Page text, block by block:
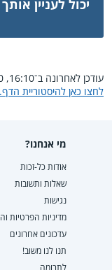
יכול לעניין
עודכן לאחרונה ב־16:10, 10 במאי 2026.
לחצו כאן להיסטוריית הדף.
מי אנחנו?
אודות כל-זכות
שאלות ותשובות
נגישות
מדיניות הפרטיות
עדכונים אחרונים
תנו לנו משוב!
לתרומה